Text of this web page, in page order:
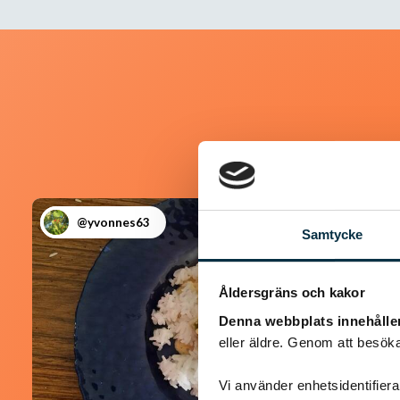
Samtycke
Åldersgräns och kakor
Denna webbplats
eller äldre. Genom att
Vi använder
@yvonnes63